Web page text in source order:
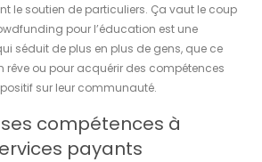
le soutien de particuliers. Ça vaut le coup
pour l’éducation est une
séduit de plus en plus de gens, que ce
rêve ou pour acquérir des compétences
sur leur communauté.
compétences à
payants